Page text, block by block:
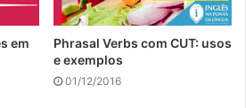
em
Phrasal Verbs com CUT: usos
e exemplos
01/12/2016